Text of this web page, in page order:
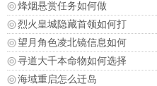
烽烟悬赏任务如何做
烈火皇城隐藏首领如何打
望月角色凌北镜信息如何
寻道大千本命物如何选择
海域重启怎么迁岛